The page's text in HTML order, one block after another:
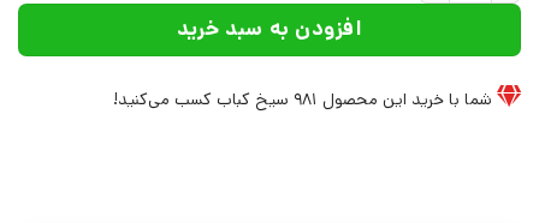
افزودن به سبد خرید
شما با خرید این محصول 981 سیخ کباب کسب می‌کنید!